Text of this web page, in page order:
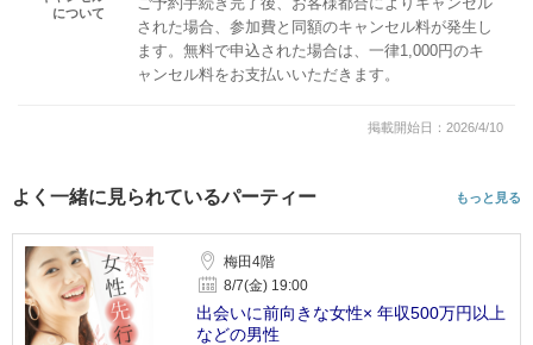
について
された場合、参加費と同額のキャンセル料が発生し
ます。無料で申込された場合は、一律1,000円のキ
ャンセル料をお支払いいただきます。
掲載開始日：2026/4/10
よく一緒に見られているパーティー もっと見る
梅田4階
8/7(金) 19:00
出会いに前向きな女性× 年収500万円以上
などの男性